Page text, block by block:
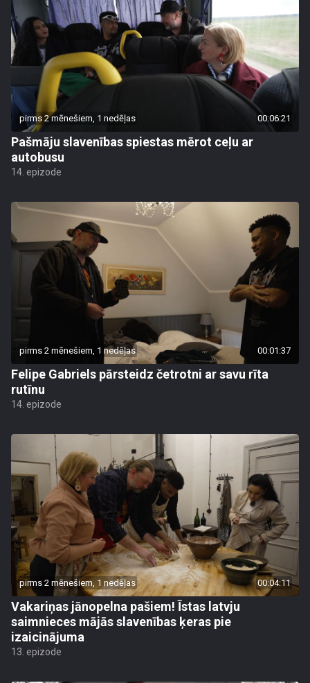
pirms 2 mēnešiem, 1 nedēļas 00:06:21
Pašmāju slavenības spiestas mērot ceļu ar
autobusu
14. epizode
pirms 2 mēnešiem, 1 nedēļas 00:01:37
Felipe Gabriels pārsteidz četrotni ar savu rīta
rutīnu
14. epizode
pirms 2 mēnešiem, 1 nedēļas 00:04:11
Vakariņas jānopelna pašiem! Īstas latvju
saimnieces mājās slavenības ķeras pie
izaicinājuma
13. epizode